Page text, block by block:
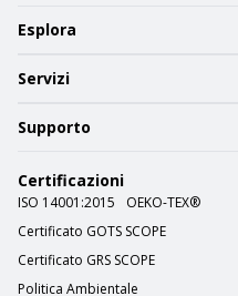
Esplora
Servizi
Supporto
Certificazioni
ISO 14001:2015
OEKO-TEX®
Certificato GOTS SCOPE
Certificato GRS SCOPE
Politica Ambientale